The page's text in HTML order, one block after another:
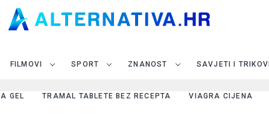
FILMOVI SPORT ZNANOST SAVJETI I TRIKOVI
GEL TRAMAL TABLETE BEZ RECEPTA VIAGRA CIJENA